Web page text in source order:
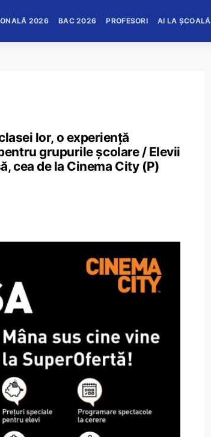
2026 BAC 2026 PROFESORI AI LA ȘCOALĂ
lor, o experiență
grupurile școlare / Elevii
cea de la Cinema City (P)